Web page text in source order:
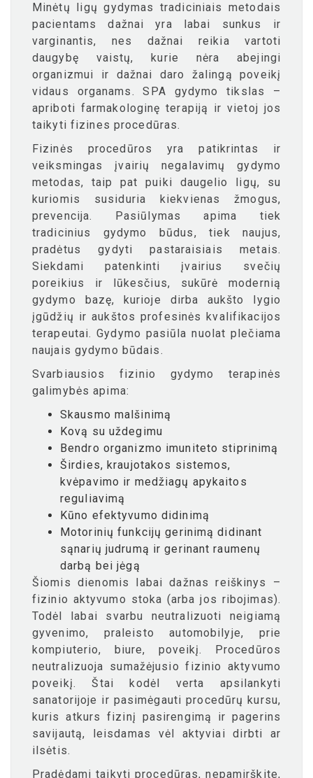
Minėtų ligų gydymas tradiciniais metodais
pacientams dažnai yra labai sunkus ir
varginantis, nes dažnai reikia vartoti
daugybę vaistų, kurie nėra abejingi
organizmui ir dažnai daro žalingą poveikį
vidaus organams. SPA gydymo tikslas –
apriboti farmakologinę terapiją ir vietoj jos
taikyti fizines procedūras.
Fizinės procedūros yra patikrintas ir
veiksmingas įvairių negalavimų gydymo
metodas, taip pat puiki daugelio ligų, su
kuriomis susiduria kiekvienas žmogus,
prevencija. Pasiūlymas apima tiek
tradicinius gydymo būdus, tiek naujus,
pradėtus gydyti pastaraisiais metais.
Siekdami patenkinti įvairius svečių
poreikius ir lūkesčius, sukūrė modernią
gydymo bazę, kurioje dirba aukšto lygio
įgūdžių ir aukštos profesinės kvalifikacijos
terapeutai. Gydymo pasiūla nuolat plečiama
naujais gydymo būdais.
Svarbiausios fizinio gydymo terapinės
galimybės apima:
Skausmo malšinimą
Kovą su uždegimu
Bendro organizmo imuniteto stiprinimą
Širdies, kraujotakos sistemos,
kvėpavimo ir medžiagų apykaitos
reguliavimą
Kūno efektyvumo didinimą
Motorinių funkcijų gerinimą didinant
sąnarių judrumą ir gerinant raumenų
darbą bei jėgą
Šiomis dienomis labai dažnas reiškinys –
fizinio aktyvumo stoka (arba jos ribojimas).
Todėl labai svarbu neutralizuoti neigiamą
gyvenimo, praleisto automobilyje, prie
kompiuterio, biure, poveikį. Procedūros
neutralizuoja sumažėjusio fizinio aktyvumo
poveikį. Štai kodėl verta apsilankyti
sanatorijoje ir pasimėgauti procedūrų kursu,
kuris atkurs fizinį pasirengimą ir pagerins
savijautą, leisdamas vėl aktyviai dirbti ar
ilsėtis.
Pradėdami taikyti procedūras, nepamirškite,